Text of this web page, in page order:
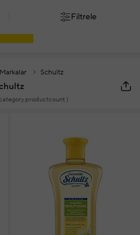
Markalar Schultz
)
Filtrele